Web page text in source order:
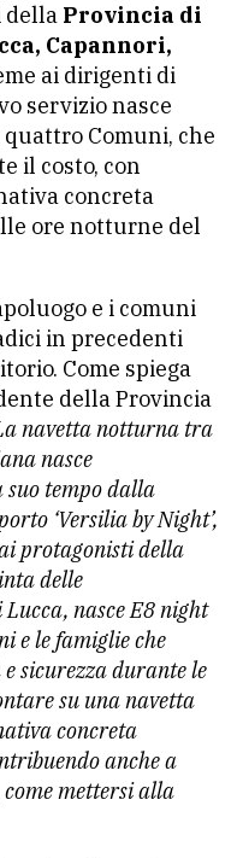
della Provincia di
Capannori,
ai dirigenti di
servizio nasce
Comuni, che
il costo, con
concreta
ore notturne del
e i comuni
in precedenti
Come spiega
della Provincia
navetta notturna tra
nasce
suo tempo dalla
‘Versilia by Night’,
protagonisti della
delle
nasce E8 night
e le famiglie che
sicurezza durante le
su una navetta
concreta
anche a
mettersi alla